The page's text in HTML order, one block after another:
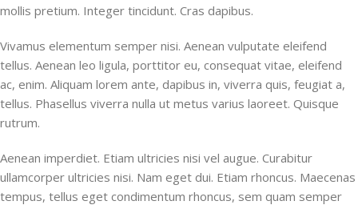
mollis pretium. Integer tincidunt. Cras dapibus.
Vivamus elementum semper nisi. Aenean vulputate eleifend
tellus. Aenean leo ligula, porttitor eu, consequat vitae, eleifend
ac, enim. Aliquam lorem ante, dapibus in, viverra quis, feugiat a,
tellus. Phasellus viverra nulla ut metus varius laoreet. Quisque
rutrum.
Aenean imperdiet. Etiam ultricies nisi vel augue. Curabitur
ullamcorper ultricies nisi. Nam eget dui. Etiam rhoncus. Maecenas
tempus, tellus eget condimentum rhoncus, sem quam semper